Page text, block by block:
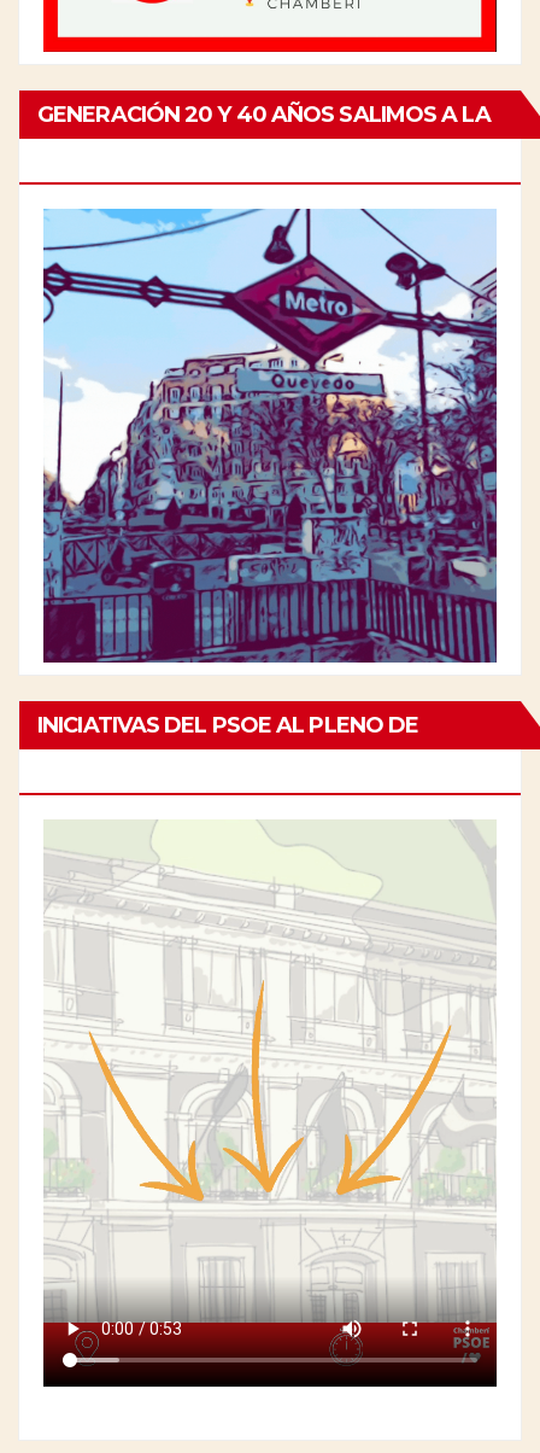
GENERACIÓN 20 Y 40 AÑOS SALIMOS A LA
INICIATIVAS DEL PSOE AL PLENO DE